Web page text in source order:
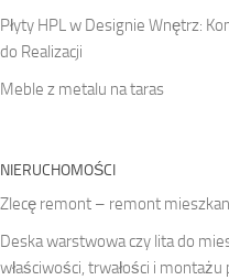
Płyty HPL w Designie Wnętrz:
do Realizacji
Meble z metalu na taras
NIERUCHOMOŚCI
Zlecę remont – remont
Deska warstwowa czy lita do
właściwości, trwałości i montażu